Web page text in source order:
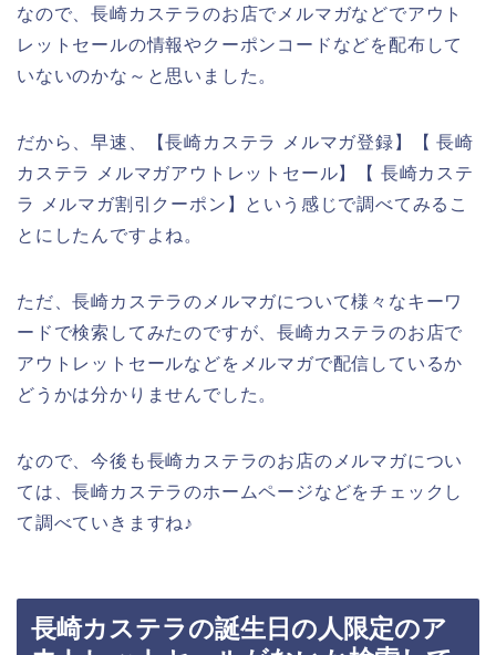
なので、長崎カステラのお店でメルマガなどでアウト
レットセールの情報やクーポンコードなどを配布して
いないのかな～と思いました。
だから、早速、【長崎カステラ メルマガ登録】【 長崎
カステラ メルマガアウトレットセール】【 長崎カステ
ラ メルマガ割引クーポン】という感じで調べてみるこ
とにしたんですよね。
ただ、長崎カステラのメルマガについて様々なキーワ
ードで検索してみたのですが、長崎カステラのお店で
アウトレットセールなどをメルマガで配信しているか
どうかは分かりませんでした。
なので、今後も長崎カステラのお店のメルマガについ
ては、長崎カステラのホームページなどをチェックし
て調べていきますね♪
長崎カステラの誕生日の人限定のア